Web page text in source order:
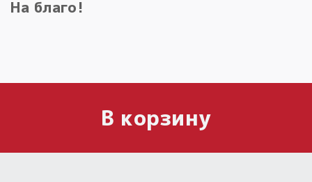
На благо!
В корзину